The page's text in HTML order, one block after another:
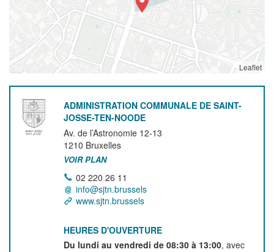
Leaflet
ADMINISTRATION COMMUNALE DE SAINT-
JOSSE-TEN-NOODE
Av. de l’Astronomie 12-13
1210 Bruxelles
VOIR PLAN
02 220 26 11
info@sjtn.brussels
www.sjtn.brussels
HEURES D'OUVERTURE
Du lundi au vendredi de 08:30 à 13:00, avec